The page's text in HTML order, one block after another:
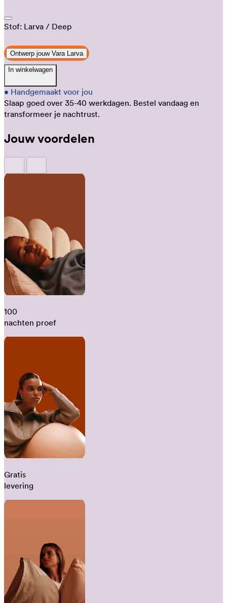
Stof: Larva / Deep
Ontwerp jouw Vara Larva
In winkelwagen
• Handgemaakt voor jou
Slaap goed over 35-40 werkdagen. Bestel vandaag en
transformeer je nachtrust.
Jouw voordelen
100
nachten proef
Gratis
levering